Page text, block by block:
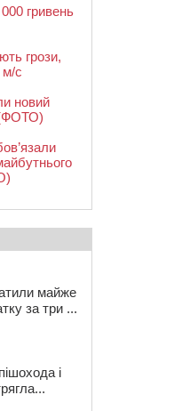
гривень
грози,
м/с
новий
(ФОТО)
майже
за три ...
і